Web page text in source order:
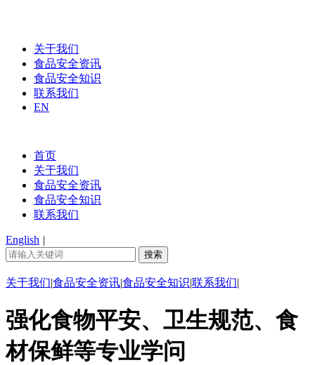
关于我们
食品安全资讯
食品安全知识
联系我们
EN
首页
关于我们
食品安全资讯
食品安全知识
联系我们
English |
关于我们|食品安全资讯|食品安全知识|联系我们|
强化食物平安、卫生规范、食
材保鲜等专业学问